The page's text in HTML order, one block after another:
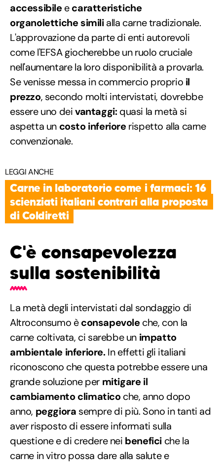
accessibileecaratteristiche
organolettiche similialla carne tradizionale.
L'approvazione da parte di enti autorevoli
come l'EFSA giocherebbe un ruolo cruciale
nell'aumentare la loro disponibilità a provarla.
Se venisse messa in commercio proprio il
prezzo, secondo molti intervistati, dovrebbe
essere uno deivantaggi:quasi la metà si
aspetta un costo inferiorerispetto alla carne
convenzionale.
LEGGI ANCHE
Carne in laboratorio come i farmaci: 16
scienziati italiani contrari alla proposta
di Coldiretti
C'è consapevolezza
sulla sostenibilità
La metà degli intervistati dal sondaggio di
Altroconsumo èconsapevoleche, con la
carne coltivata, ci sarebbe un impatto
ambientale inferiore.In effetti gli italiani
riconoscono che questa potrebbe essere una
grande soluzione per mitigare il
cambiamento climaticoche, anno dopo
anno, peggiora sempre di più. Sono in tanti ad
aver risposto di essere informati sulla
questione e di credere nei benefici che la
carne in vitro possa dare alla salute e